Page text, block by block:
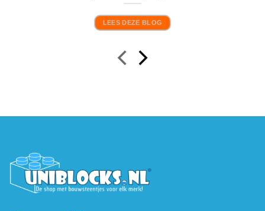
LEES DEZE BLOG